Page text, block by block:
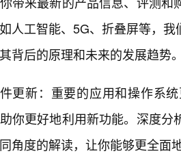
人工智能、5G、折叠屏等，
背后的原理和未来的发展趋势
更新：重要的应用和操作系
你更好地利用新功能。深度
角度的解读，让你能够更全面